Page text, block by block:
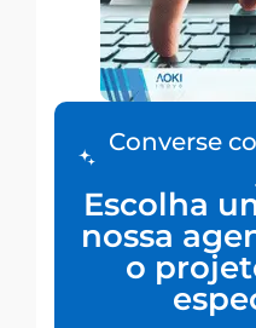
Converse
Escolha
nossa
o